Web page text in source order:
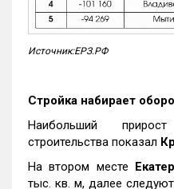
Источник:ЕРЗ.РФ
Стройка набирает
Наибольший
строительства показал
На втором месте
тыс. кв. м, далее следуют